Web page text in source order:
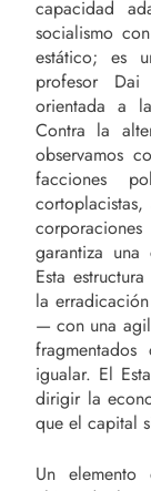
capacidad
socialismo
estático; es
profesor
orientada a
Contra la
observamos
facciones
garantiza una
Esta
la
— con una
igualar. El
dirigir la
que el capital
Un elemento